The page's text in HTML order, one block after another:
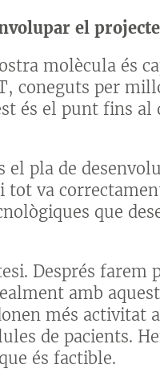
el
molècula és
coneguts per
és el punt fins al
el pla de
tot va
que
Després farem
amb
més activitat
de pacients.
és factible.